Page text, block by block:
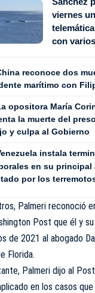
viernes
con
reconoce dos
marítimo con
opositora María
la muerte del
y culpa al Gobierno
instala
en su principal
por los
Palmeri reconoció
Post que él y
de 2021 al abogado
Florida.
Palmeri dijo al
en los casos